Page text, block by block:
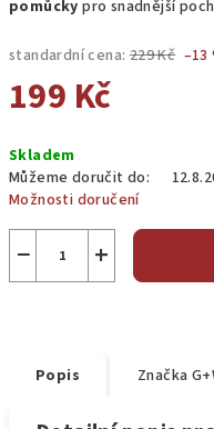
pomůcky pro snadnější
standardní cena: 229 Kč –13
199 Kč
cena:
Skladem
Můžeme doručit do:
Možnosti doručení
+
−
Popis Značka